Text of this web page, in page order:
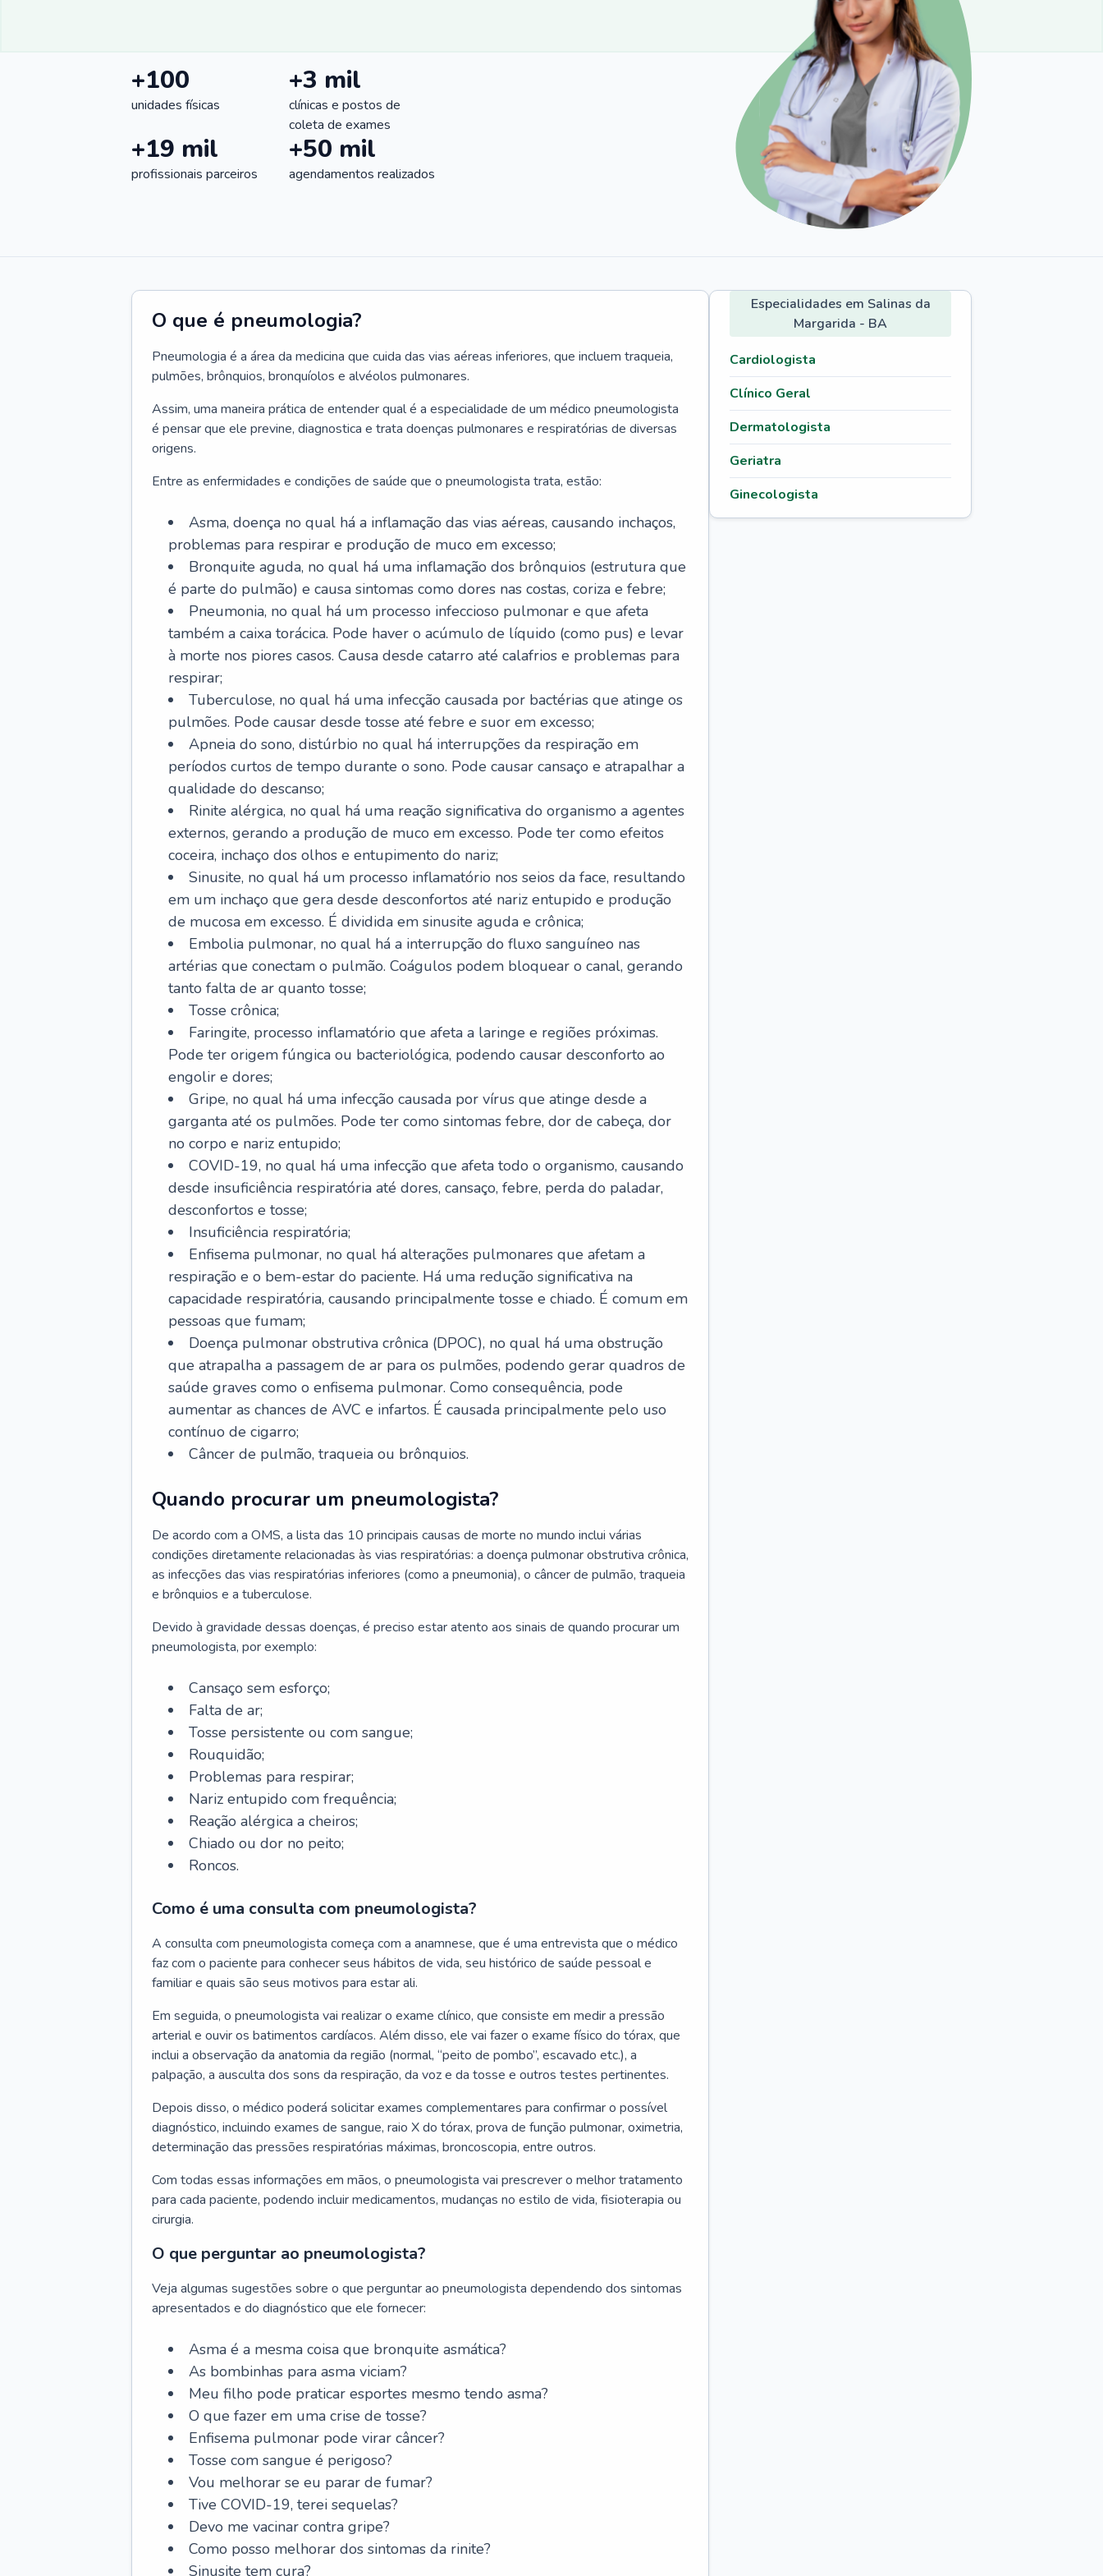
+100
unidades físicas
+3 mil
clínicas e postos de
coleta de exames
+19 mil
profissionais parceiros
+50 mil
agendamentos realizados
O que é pneumologia?
Pneumologia é a área da medicina que cuida das vias aéreas inferiores, que incluem traqueia,
pulmões, brônquios, bronquíolos e alvéolos pulmonares.
Assim, uma maneira prática de entender qual é a especialidade de um médico pneumologista
é pensar que ele previne, diagnostica e trata doenças pulmonares e respiratórias de diversas
origens.
Entre as enfermidades e condições de saúde que o pneumologista trata, estão:
Asma, doença no qual há a inflamação das vias aéreas, causando inchaços,
problemas para respirar e produção de muco em excesso;
Bronquite aguda, no qual há uma inflamação dos brônquios (estrutura que
é parte do pulmão) e causa sintomas como dores nas costas, coriza e febre;
Pneumonia, no qual há um processo infeccioso pulmonar e que afeta
também a caixa torácica. Pode haver o acúmulo de líquido (como pus) e levar
à morte nos piores casos. Causa desde catarro até calafrios e problemas para
respirar;
Tuberculose, no qual há uma infecção causada por bactérias que atinge os
pulmões. Pode causar desde tosse até febre e suor em excesso;
Apneia do sono, distúrbio no qual há interrupções da respiração em
períodos curtos de tempo durante o sono. Pode causar cansaço e atrapalhar a
qualidade do descanso;
Rinite alérgica, no qual há uma reação significativa do organismo a agentes
externos, gerando a produção de muco em excesso. Pode ter como efeitos
coceira, inchaço dos olhos e entupimento do nariz;
Sinusite, no qual há um processo inflamatório nos seios da face, resultando
em um inchaço que gera desde desconfortos até nariz entupido e produção
de mucosa em excesso. É dividida em sinusite aguda e crônica;
Embolia pulmonar, no qual há a interrupção do fluxo sanguíneo nas
artérias que conectam o pulmão. Coágulos podem bloquear o canal, gerando
tanto falta de ar quanto tosse;
Tosse crônica;
Faringite, processo inflamatório que afeta a laringe e regiões próximas.
Pode ter origem fúngica ou bacteriológica, podendo causar desconforto ao
engolir e dores;
Gripe, no qual há uma infecção causada por vírus que atinge desde a
garganta até os pulmões. Pode ter como sintomas febre, dor de cabeça, dor
no corpo e nariz entupido;
COVID-19, no qual há uma infecção que afeta todo o organismo, causando
desde insuficiência respiratória até dores, cansaço, febre, perda do paladar,
desconfortos e tosse;
Insuficiência respiratória;
Enfisema pulmonar, no qual há alterações pulmonares que afetam a
respiração e o bem-estar do paciente. Há uma redução significativa na
capacidade respiratória, causando principalmente tosse e chiado. É comum em
pessoas que fumam;
Doença pulmonar obstrutiva crônica (DPOC), no qual há uma obstrução
que atrapalha a passagem de ar para os pulmões, podendo gerar quadros de
saúde graves como o enfisema pulmonar. Como consequência, pode
aumentar as chances de AVC e infartos. É causada principalmente pelo uso
contínuo de cigarro;
Câncer de pulmão, traqueia ou brônquios.
Quando procurar um pneumologista?
De acordo com a OMS, a lista das 10 principais causas de morte no mundo inclui várias
condições diretamente relacionadas às vias respiratórias: a doença pulmonar obstrutiva crônica,
as infecções das vias respiratórias inferiores (como a pneumonia), o câncer de pulmão, traqueia
e brônquios e a tuberculose.
Devido à gravidade dessas doenças, é preciso estar atento aos sinais de quando procurar um
pneumologista, por exemplo:
Cansaço sem esforço;
Falta de ar;
Tosse persistente ou com sangue;
Rouquidão;
Problemas para respirar;
Nariz entupido com frequência;
Reação alérgica a cheiros;
Chiado ou dor no peito;
Roncos.
Como é uma consulta com pneumologista?
A consulta com pneumologista começa com a anamnese, que é uma entrevista que o médico
faz com o paciente para conhecer seus hábitos de vida, seu histórico de saúde pessoal e
familiar e quais são seus motivos para estar ali.
Em seguida, o pneumologista vai realizar o exame clínico, que consiste em medir a pressão
arterial e ouvir os batimentos cardíacos. Além disso, ele vai fazer o exame físico do tórax, que
inclui a observação da anatomia da região (normal, “peito de pombo”, escavado etc.), a
palpação, a ausculta dos sons da respiração, da voz e da tosse e outros testes pertinentes.
Depois disso, o médico poderá solicitar exames complementares para confirmar o possível
diagnóstico, incluindo exames de sangue, raio X do tórax, prova de função pulmonar, oximetria,
determinação das pressões respiratórias máximas, broncoscopia, entre outros.
Com todas essas informações em mãos, o pneumologista vai prescrever o melhor tratamento
para cada paciente, podendo incluir medicamentos, mudanças no estilo de vida, fisioterapia ou
cirurgia.
O que perguntar ao pneumologista?
Veja algumas sugestões sobre o que perguntar ao pneumologista dependendo dos sintomas
apresentados e do diagnóstico que ele fornecer:
Asma é a mesma coisa que bronquite asmática?
As bombinhas para asma viciam?
Meu filho pode praticar esportes mesmo tendo asma?
O que fazer em uma crise de tosse?
Enfisema pulmonar pode virar câncer?
Tosse com sangue é perigoso?
Vou melhorar se eu parar de fumar?
Tive COVID-19, terei sequelas?
Devo me vacinar contra gripe?
Como posso melhorar dos sintomas da rinite?
Sinusite tem cura?
Especialidades em Salinas da
Margarida - BA
Cardiologista
Clínico Geral
Dermatologista
Geriatra
Ginecologista